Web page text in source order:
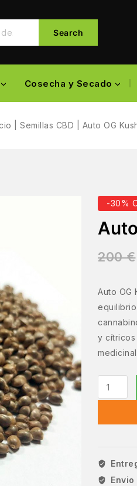
Search
Cosecha y Secado
|Semillas CBD Auto OG
-30%
200€
Auto OG
y cítricos